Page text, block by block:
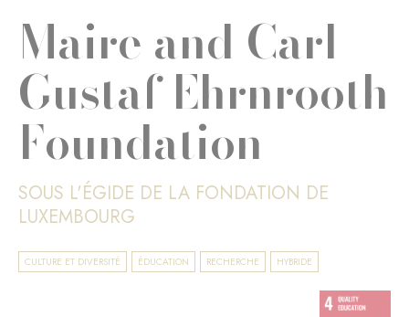
Maire and Carl
Gustaf Ehrnrooth
Foundation
SOUS L'ÉGIDE DE LA FONDATION DE
LUXEMBOURG
CULTURE ET DIVERSITÉ ÉDUCATION RECHERCHE HYBRIDE